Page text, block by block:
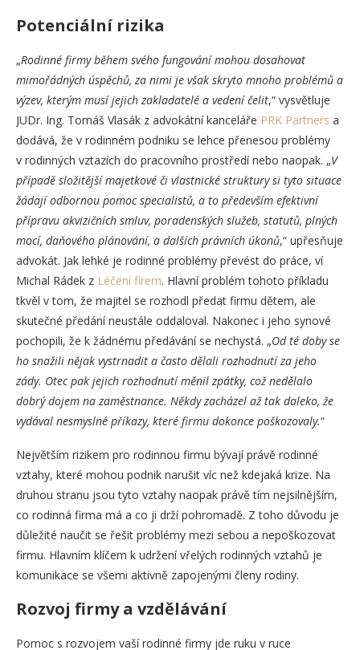
Potenciální rizika
„Rodinné firmy během svého fungování mohou dosahovat
mimořádných úspěchů, za nimi je však skryto mnoho problémů a
výzev, kterým musí jejich zakladatelé a vedení čelit,“ vysvětluje
JUDr. Ing. Tomáš Vlasák z advokátní kanceláře PRK Partners a
dodává, že v rodinném podniku se lehce přenesou problémy
v rodinných vztazích do pracovního prostředí nebo naopak. „V
případě složitější majetkové či vlastnické struktury si tyto situace
žádají odbornou pomoc specialistů, a to především efektivní
přípravu akvizičních smluv, poradenských služeb, statutů, plných
mocí, daňového plánování, a dalších právních úkonů,“ upřesňuje
advokát. Jak lehké je rodinné problémy převést do práce, ví
Michal Rádek z Léčení firem. Hlavní problém tohoto příkladu
tkvěl v tom, že majitel se rozhodl předat firmu dětem, ale
skutečné předání neustále oddaloval. Nakonec i jeho synové
pochopili, že k žádnému předávání se nechystá. „Od té doby se
ho snažili nějak vystrnadit a často dělali rozhodnutí za jeho
zády. Otec pak jejich rozhodnutí měnil zpátky, což nedělalo
dobrý dojem na zaměstnance. Někdy zacházel až tak daleko, že
vydával nesmyslné příkazy, které firmu dokonce poškozovaly.“
Největším rizikem pro rodinnou firmu bývají právě rodinné
vztahy, které mohou podnik narušit víc než kdejaká krize. Na
druhou stranu jsou tyto vztahy naopak právě tím nejsilnějším,
co rodinná firma má a co ji drží pohromadě. Z toho důvodu je
důležité naučit se řešit problémy mezi sebou a nepoškozovat
firmu. Hlavním klíčem k udržení vřelých rodinných vztahů je
komunikace se všemi aktivně zapojenými členy rodiny.
Rozvoj firmy a vzdělávání
Pomoc s rozvojem vaší rodinné firmy jde ruku v ruce